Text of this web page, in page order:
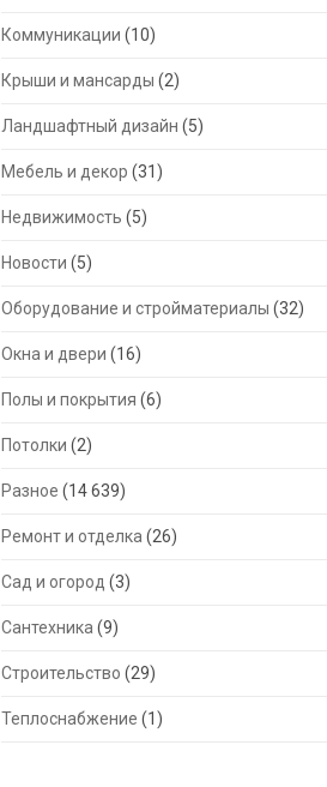
Коммуникации (10)
Крыши и мансарды (2)
Ландшафтный дизайн (5)
Мебель и декор (31)
Недвижимость (5)
Новости (5)
Оборудование и стройматериалы (32)
Окна и двери (16)
Полы и покрытия (6)
Потолки (2)
Разное (14 639)
Ремонт и отделка (26)
Сад и огород (3)
Сантехника (9)
Строительство (29)
Теплоснабжение (1)